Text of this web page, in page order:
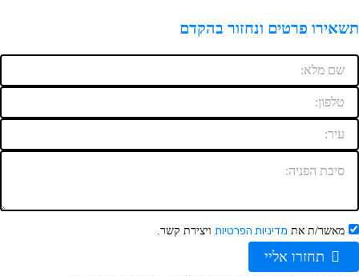
פרטים ונחזור בהקדם
ת את מדיניות הפרטיותויצירת קשר.
תחזרו אליי